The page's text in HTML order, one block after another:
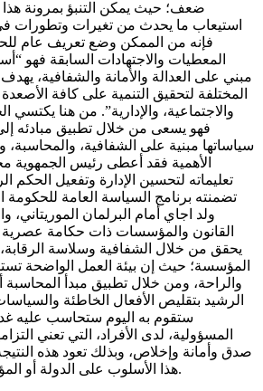
ضعف؛ حيث يمكن التنبؤ بمرونة
استيعاب ما يحدث من تغيرات وتطورات
فإنه من الممكن وضع تعريف عام
المعطيات والاجتهادات السابقة فهو
مبني على العدالة والأمانة والشفافية،
المختلفة لتحقيق التنمية على كافة
والاجتماعية، والإدارية”. من هنا يكتسي
فهو يسعى من خلال تطبيق مبادئه
سياساتها مبنية على الشفافية، والمحاسبة،
الأهمية فقد أعطى رئيس الجمهوية
تعليماته لتحسين الإدارة وتفعيل الحكم
تضمنته برنامج السياسة العامة للحكومة
ولد اجاي أمام البرلمان الموريتاني،
القانون والمؤسسات ذات حكامة عصرية
يحقق من خلال الشفافية وسلاسة الرقابة،
المؤسسة؛ حيث إن بيئة العمل الواضحة
والراحة، ومن خلال تطبيق مبدأ المحاسبة
الرشيد بتقليص الأفعال الخاطئة
ستقوم به اليوم ستحاسب عليه
المسؤولية، لدى الأفراد، التي تعني
صدق وأمانة وإخلاص، وبذلك تعود هذه
هذا الأسلوب على الدولة أو المؤسسة بالمنفعة الإيجابية.